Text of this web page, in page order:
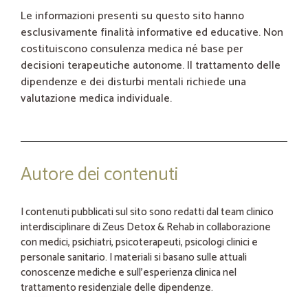
Le informazioni presenti su questo sito hanno
esclusivamente finalità informative ed educative. Non
costituiscono consulenza medica né base per
decisioni terapeutiche autonome. Il trattamento delle
dipendenze e dei disturbi mentali richiede una
valutazione medica individuale.
Autore dei contenuti
I contenuti pubblicati sul sito sono redatti dal team clinico
interdisciplinare di Zeus Detox & Rehab in collaborazione
con medici, psichiatri, psicoterapeuti, psicologi clinici e
personale sanitario. I materiali si basano sulle attuali
conoscenze mediche e sull’esperienza clinica nel
trattamento residenziale delle dipendenze.